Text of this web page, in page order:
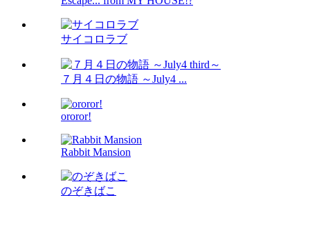
サイコロラブ
７月４日の物語 ～July4 ...
ororor!
Rabbit Mansion
のぞきばこ